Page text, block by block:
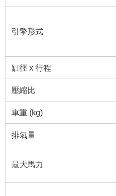
引擎形式
缸徑 x 行程
壓縮比
車重 (kg)
排氣量
最大馬力